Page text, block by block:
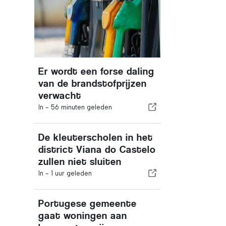
Er wordt een forse daling
van de brandstofprijzen
verwacht
In - 56 minuten geleden
De kleuterscholen in het
district Viana do Castelo
zullen niet sluiten
In - 1 uur geleden
Portugese gemeente
gaat woningen aan